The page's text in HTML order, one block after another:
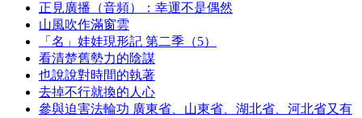
正見廣播（音頻）：幸運不是偶然
山風吹作滿窗雲
「名」娃娃現形記 第二季（5）
看清楚舊勢力的陰謀
也說說對時間的執著
去掉不行就換的人心
參與迫害法輪功 廣東省、山東省、湖北省、河北省又有